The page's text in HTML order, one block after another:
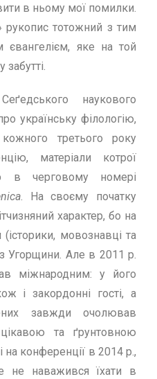
в ньому мої помилки.
тотожний з тим
євангелiєм, яке на той
забуттi.
наукового
українську фiлологiю,
третього року
матерiали котрої
в черговому номерi
. На своєму початку
характер, бо на
(iсторики, мовознавцi та
Угорщини. Але в 2011 р.
мiжнародним: у його
i закордоннi гостi, а
завжди очолював
та ґрунтовною
конференцiї в 2014 р.,
не наважився їхати в